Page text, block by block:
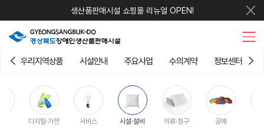
생산품판매시설 쇼핑몰 리뉴얼 OPEN!
우리지역상품 시설안내 주요사업 수의계약 정보센터
디지털·가전 서비스 시설·설비 의류·침구 공예